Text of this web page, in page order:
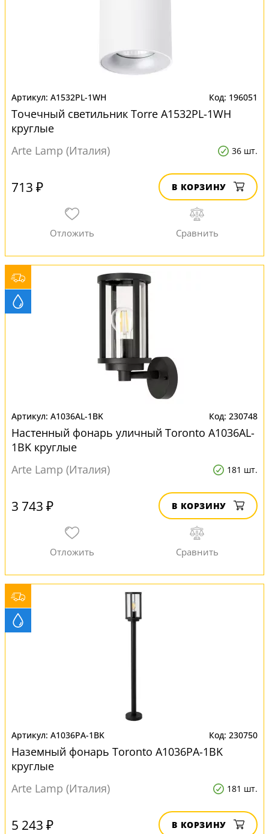
A1532PL-1WH 196051
Точечный светильник Torre A1532PL-1WH
круглые
Arte Lamp (Италия)
36 шт.
713 ₽ В КОРЗИНУ
A1036AL-1BK 230748
Настенный фонарь уличный Toronto A1036AL-
1BK круглые
Arte Lamp (Италия)
181 шт.
3 743 ₽ В КОРЗИНУ
A1036PA-1BK 230750
Наземный фонарь Toronto A1036PA-1BK
круглые
Arte Lamp (Италия)
181 шт.
5 243 ₽ В КОРЗИНУ